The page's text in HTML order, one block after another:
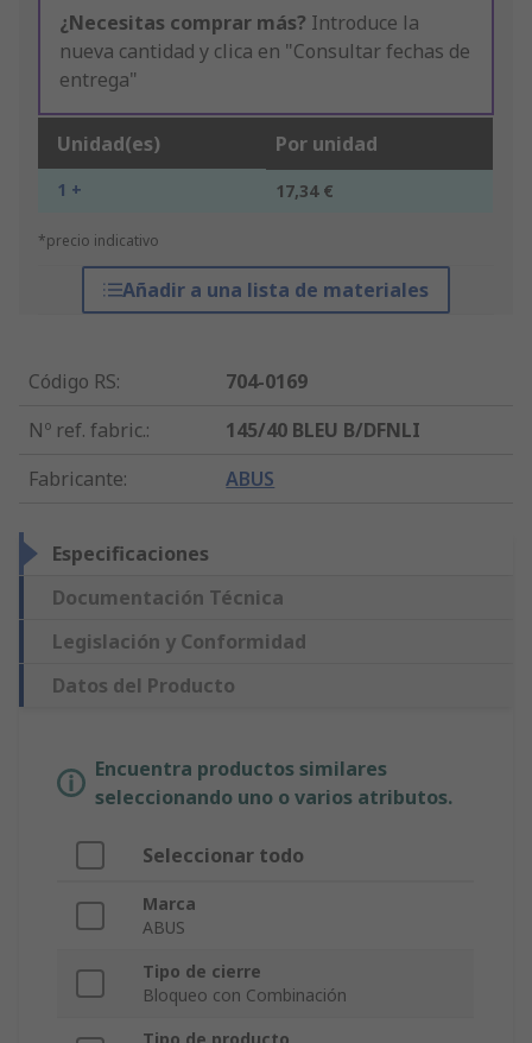
¿Necesitas comprar más? Introduce la
nueva cantidad y clica en "Consultar fechas de
entrega"
Unidad(es) Por unidad
1 + 17,34 €
*precio indicativo
Añadir a una lista de materiales
Código RS:
704-0169
Nº ref. fabric.:
145/40 BLEU B/DFNLI
Fabricante: ABUS
Especificaciones
Documentación Técnica
Legislación y Conformidad
Datos del Producto
Encuentra productos similares
seleccionando uno o varios atributos.
Seleccionar todo
Marca
ABUS
Tipo de cierre
Bloqueo con Combinación